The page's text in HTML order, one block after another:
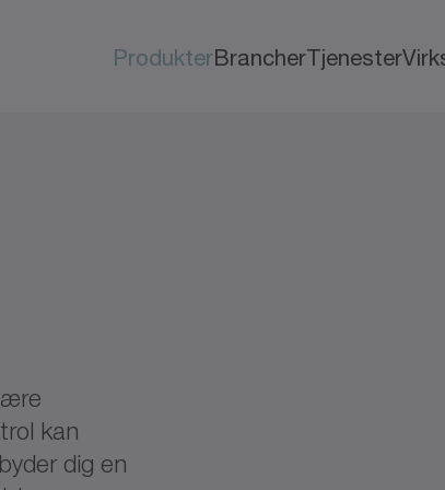
ProdukterBrancherTjenester
kan
dig en